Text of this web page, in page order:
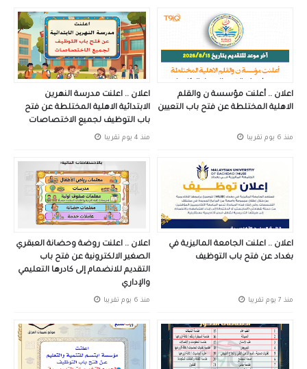
اعلان .. اعلنت مدرسة النهرين
الابتدائية الاهلية المختلطة عن فتح
باب التوظيف لجميع الاختصاصات
منذ 4 يوم تقريبا
اعلان .. أعلنت مؤسسة ن والقلم
الاهلية المختلطة عن فتح باب التعيين
منذ 6 يوم تقريبا
اعلان .. اعلنت روضة وحضانة العبقري
الصغير الالكترونية عن فتح باب
التقديم للانضمام إلى كادرها التعليمي
والإداري
منذ 6 يوم تقريبا
اعلان .. اعلنت الجامعة الماليزية في
بغداد عن فتح باب التوظيف
منذ 7 يوم تقريبا